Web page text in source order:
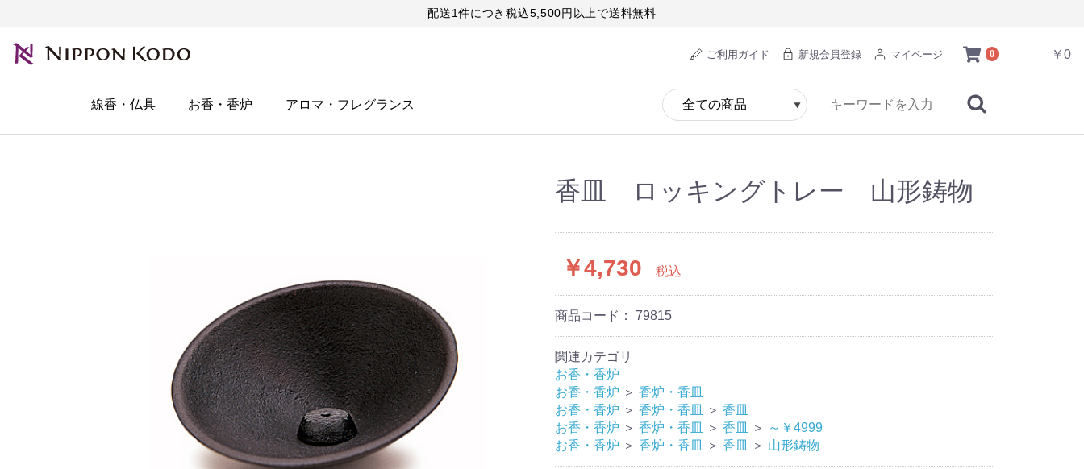
配送1件につき税込5,500円以上で送料無料
0 ￥0
ご利用ガイド 新規会員登録 マイページ
線香・仏具 お香・香炉 アロマ・フレグランス
香皿 ロッキングトレー 山形鋳物
￥4,730 税込
商品コード： 79815
関連カテゴリ
お香・香炉
お香・香炉 ＞ 香炉・香皿
お香・香炉 ＞ 香炉・香皿 ＞ 香皿
お香・香炉 ＞ 香炉・香皿 ＞ 香皿 ＞
～￥4999
お香・香炉 ＞ 香炉・香皿 ＞ 香皿 ＞ 山形鋳物